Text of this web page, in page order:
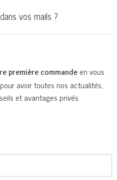
vos mails ?
première commandeen vous
avoir toutes nos actualités,
et avantages privés